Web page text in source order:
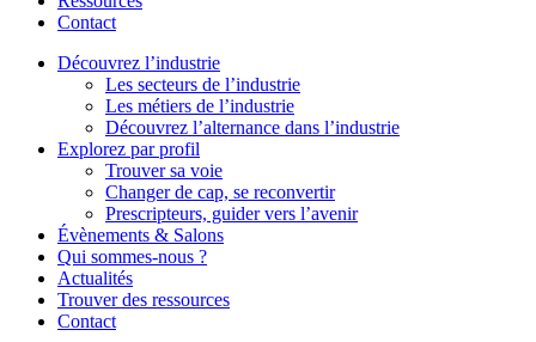
Contact
Découvrez l’industrie
Les secteurs de l’industrie
Les métiers de l’industrie
Découvrez l’alternance dans l’industrie
Explorez par profil
Trouver sa voie
Changer de cap, se reconvertir
Prescripteurs, guider vers l’avenir
Évènements & Salons
Qui sommes-nous ?
Actualités
Trouver des ressources
Contact